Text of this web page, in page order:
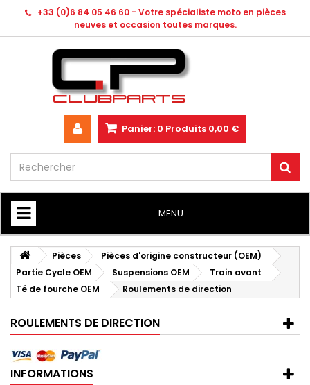
+33 (0)6 84 05 46 60 - Votre spécialiste moto en pièces
neuves et occasion toutes marques.
Panier: 0 Produits 0,00 €
MENU
HOME
Pièces
Pièces d'origine constructeur (OEM)
Partie Cycle OEM
Suspensions OEM
Train avant
Té de fourche OEM
Roulements de direction
ROULEMENTS DE DIRECTION
INFORMATIONS